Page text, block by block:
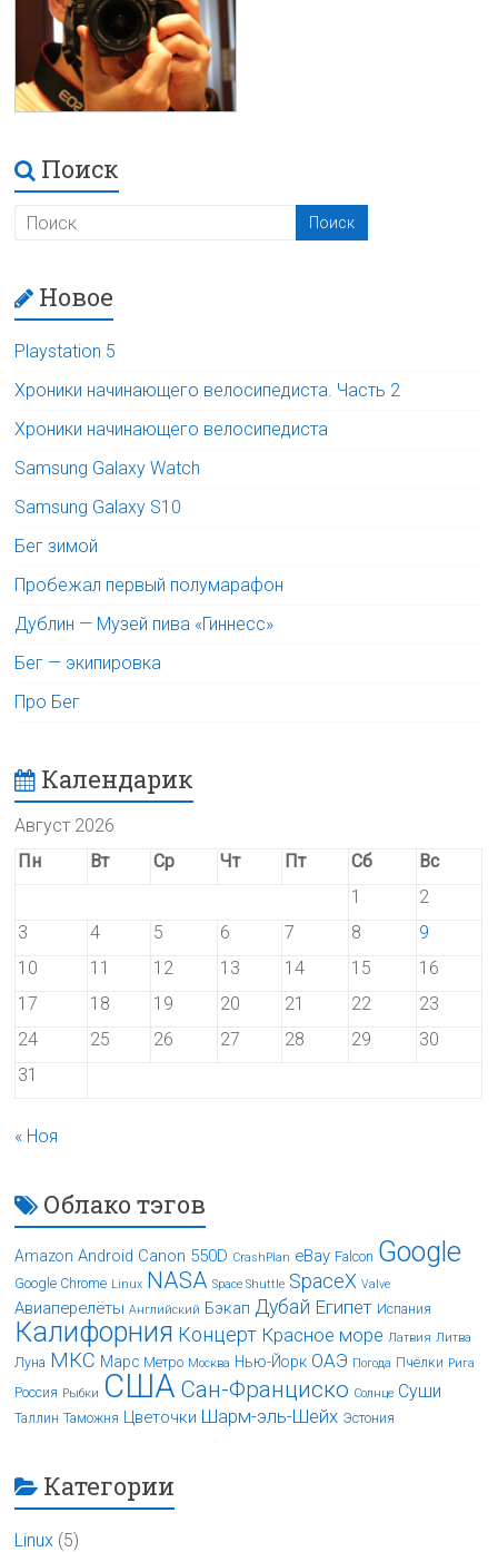
Поиск
Новое
Playstation 5
Хроники начинающего велосипедиста. Часть 2
Хроники начинающего велосипедиста
Samsung Galaxy Watch
Samsung Galaxy S10
Бег зимой
Пробежал первый полумарафон
Дублин — Музей пива «Гиннесс»
Бег — экипировка
Про Бег
Календарик
Август 2026
Пн
Вт Ср Чт Пт Сб
Вс
1
2
3
4 5 6 7 8
9
10
11 12 13 14 15
16
17
18 19 20 21 22
23
24
25 26 27 28 29
30
31
« Ноя
Облако тэгов
Amazon Android Canon 550D CrashPlan eBay Falcon Google
Google Chrome Linux NASA Space Shuttle SpaceX Valve
Авиаперелёты Английский Бэкап Дубай Египет Испания
Калифорния Концерт Красное море Латвия Литва
Луна МКС Марс Метро Москва Нью-Йорк ОАЭ Погода Пчёлки Рига
Россия Рыбки США Сан-Франциско Солнце Суши
Таллин Таможня Цветочки Шарм-эль-Шейх Эстония
Категории
Linux (5)